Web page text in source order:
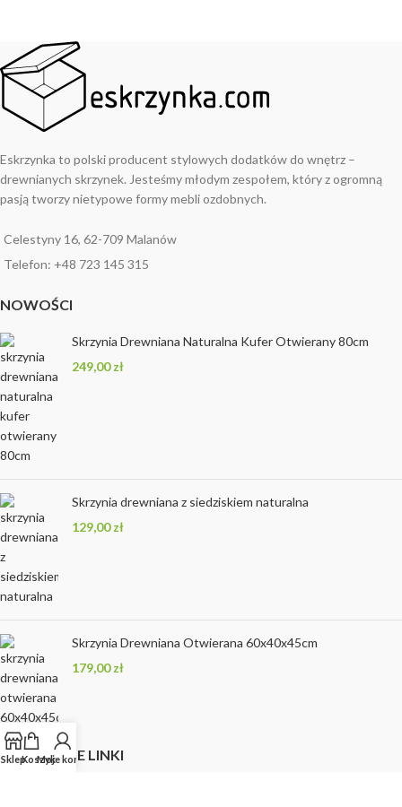
Eskrzynka to polski producent stylowych dodatków do wnętrz –
drewnianych skrzynek. Jesteśmy młodym zespołem, który z ogromną
pasją tworzy nietypowe formy mebli ozdobnych.
Celestyny 16, 62-709 Malanów
Telefon: +48 723 145 315
NOWOŚCI
Skrzynia Drewniana Naturalna Kufer Otwierany 80cm
249,00zł
Skrzynia drewniana z siedziskiem naturalna
129,00zł
Skrzynia Drewniana Otwierana 60x40x45cm
179,00zł
PRZYDATNE LINKI
SklepKoszykMoje konto